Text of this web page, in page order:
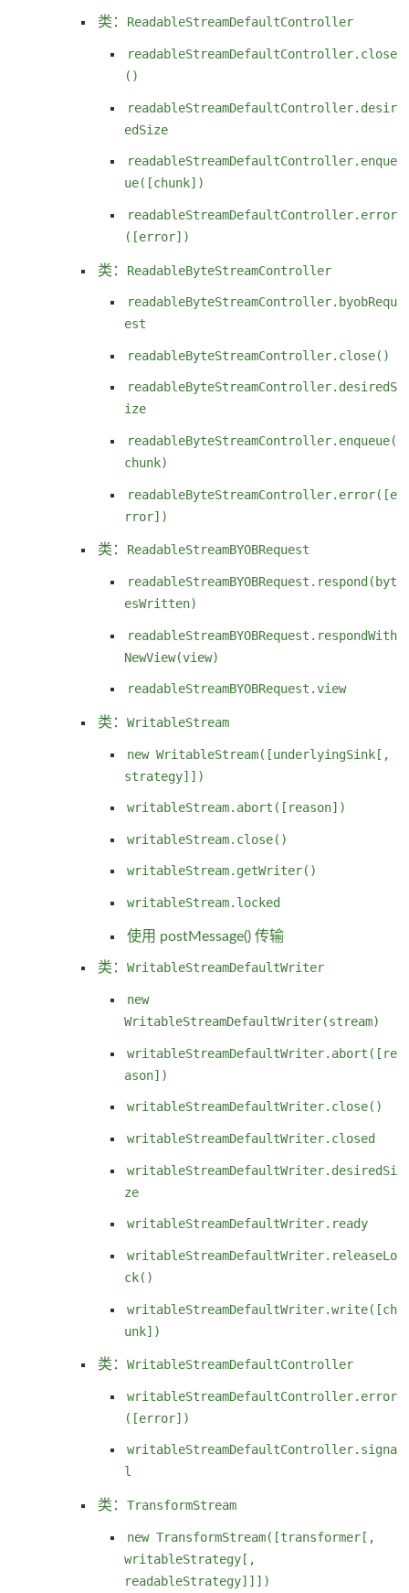
类： ReadableStreamDefaultController
readableStreamDefaultController.close
()
readableStreamDefaultController.desir
edSize
readableStreamDefaultController.enque
ue([chunk])
readableStreamDefaultController.error
([error])
类： ReadableByteStreamController
readableByteStreamController.byobRequ
est
readableByteStreamController.close()
readableByteStreamController.desiredS
ize
readableByteStreamController.enqueue(
chunk)
readableByteStreamController.error([e
rror])
类： ReadableStreamBYOBRequest
readableStreamBYOBRequest.respond(byt
esWritten)
readableStreamBYOBRequest.respondWith
NewView(view)
readableStreamBYOBRequest.view
类： WritableStream
new WritableStream([underlyingSink[,
strategy]])
writableStream.abort([reason])
writableStream.close()
writableStream.getWriter()
writableStream.locked
使用 postMessage() 传输
类： WritableStreamDefaultWriter
new
WritableStreamDefaultWriter(stream)
writableStreamDefaultWriter.abort([re
ason])
writableStreamDefaultWriter.close()
writableStreamDefaultWriter.closed
writableStreamDefaultWriter.desiredSi
ze
writableStreamDefaultWriter.ready
writableStreamDefaultWriter.releaseLo
ck()
writableStreamDefaultWriter.write([ch
unk])
类： WritableStreamDefaultController
writableStreamDefaultController.error
([error])
writableStreamDefaultController.signa
l
类： TransformStream
new TransformStream([transformer[,
writableStrategy[,
readableStrategy]]])